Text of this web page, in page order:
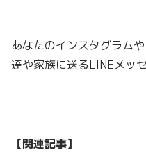
あなたのインスタグラム
達や家族に送るLINEメッ
【関連記事】